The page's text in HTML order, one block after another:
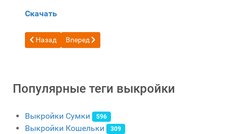
Скачать
Предыдущий: Бесплатная выкройка Длинный кожаный
Назад Следующий: Бесплатная выкройка Оранжевый
Вперед
Популярные теги выкройки
Выкройки Сумки 596
Выкройки Кошельки 309